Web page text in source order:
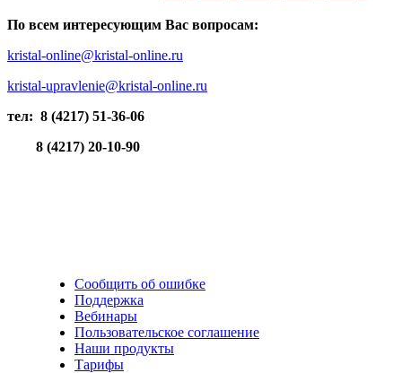
По всем интересующим Вас вопросам:
kristal-online@kristal-online.ru
kristal-upravlenie@kristal-online.ru
тел: 8 (4217) 51-36-06
8 (4217) 20-10-90
Сообщить об ошибке
Поддержка
Вебинары
Пользовательское соглашение
Наши продукты
Тарифы